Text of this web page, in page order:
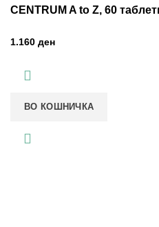
CENTRUM A to Z, 60
ден
ВО КОШНИЧКА